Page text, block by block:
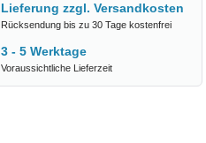
Lieferung zzgl. Versandkosten
Rücksendung bis zu 30 Tage kostenfrei
3 - 5 Werktage
Voraussichtliche Lieferzeit